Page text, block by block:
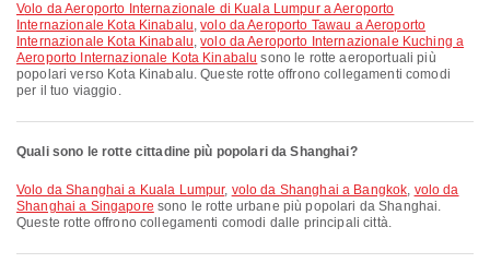
volo da Aeroporto Internazionale di Kuala Lumpur a Aeroporto
Internazionale Kota Kinabalu,volo da Aeroporto Tawau a Aeroporto
Internazionale Kota Kinabalu,volo da Aeroporto Internazionale Kuching a
Aeroporto Internazionale Kota Kinabalu sono le rotte aeroportuali più
popolari verso Kota Kinabalu. Queste rotte offrono collegamenti comodi
per il tuo viaggio.
Quali sono le rotte cittadine più popolari da Shanghai?
volo da Shanghai a Kuala Lumpur, volo da Shanghai a Bangkok, volo da
Shanghai a Singapore sono le rotte urbane più popolari da Shanghai.
Queste rotte offrono collegamenti comodi dalle principali città.